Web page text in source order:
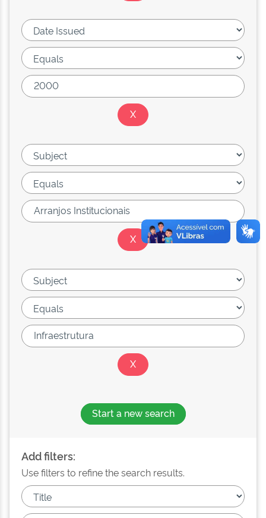
Start a new search
Add filters:
Use filters to refine the search results.